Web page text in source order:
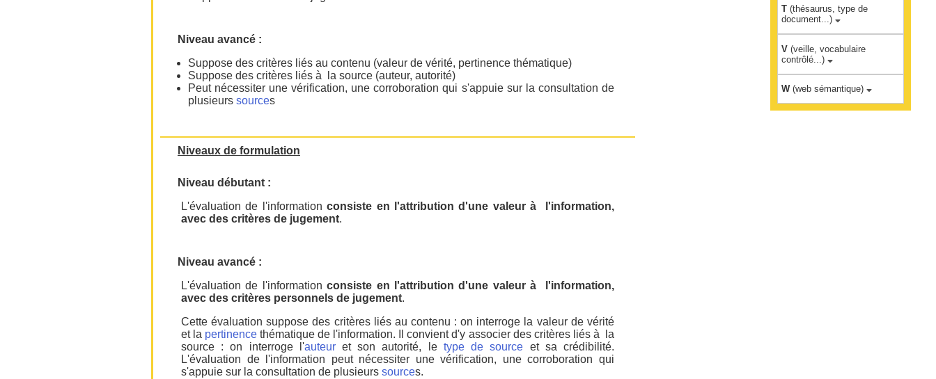
Niveau avancé :
Suppose des critères liés au contenu (valeur de vérité, pertinence thématique)
Suppose des critères liés à la source (auteur, autorité)
Peut nécessiter une vérification, une corroboration qui s'appuie sur la consultation de
plusieurs sources
Niveaux de formulation
Niveau débutant :
L'évaluation de l'informationconsiste en l'attribution d'une valeur à l'information,
avec des critères de jugement.
Niveau avancé :
L'évaluation de l'informationconsiste en l'attribution d'une valeur à l'information,
avec des critères personnels de jugement.
Cette évaluation suppose des critères liés au contenu : on interroge la valeur de vérité
et la pertinence thématique de l'information. Il convient d'y associer des critères liés à la
source : on interroge l'auteuret son autorité, le type de source et sa crédibilité.
L'évaluation de l'information peut nécessiter une vérification, une corroboration qui
s'appuie sur la consultation de plusieurs sources.
T(thésaurus, type de
document...)
V(veille, vocabulaire
contrôlé...)
W(web sémantique)